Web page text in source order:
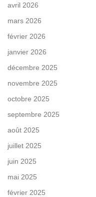
avril 2026
mars 2026
février 2026
janvier 2026
décembre 2025
novembre 2025
octobre 2025
septembre 2025
août 2025
juillet 2025
juin 2025
mai 2025
février 2025